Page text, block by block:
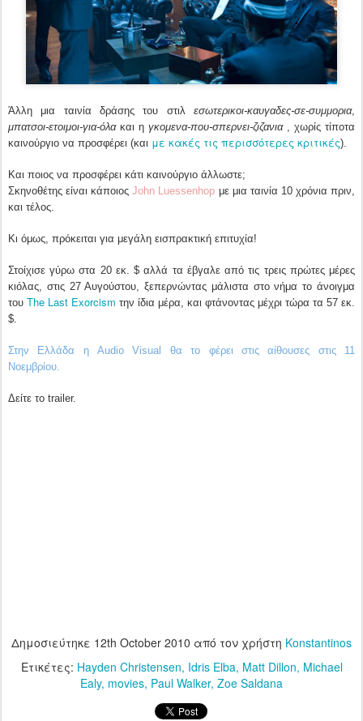
Άλλη μια ταινία δράσης του στιλ εσωτερικοι-καυγαδες-σε-συμμορια,
μπατσοι-ετοιμοι-για-όλακαι η γκομενα-που-σπερνει-ζιζανια, χωρίς τίποτα
καινούργιο να προσφέρει (και με κακές τις περισσότερες κριτικές).
Και ποιος να προσφέρει κάτι καινούργιο άλλωστε;
Σκηνοθέτης είναι κάποιος John Luessenhop με μια ταινία 10 χρόνια πριν,
και τέλος.
Κι όμως, πρόκειται για μεγάλη εισπρακτική επιτυχία!
Στοίχισε γύρω στα 20 εκ. $ αλλά τα έβγαλε από τις τρεις πρώτες μέρες
κιόλας, στις 27 Αυγούστου, ξεπερνώντας μάλιστα στο νήμα το άνοιγμα
του The Last Exorcism την ίδια μέρα, και φτάνοντας μέχρι τώρα τα 57 εκ.
$.
Στην Ελλάδα η Audio Visual θα το φέρει στις αίθουσες στις 11
Νοεμβρίου.
Δείτε το trailer.
Δημοσιεύτηκε 12th October 2010 από τον χρήστη Konstantinos
Ετικέτες: Hayden Christensen Idris Elba Matt Dillon Michael
Ealy movies Paul Walker Zoe Saldana